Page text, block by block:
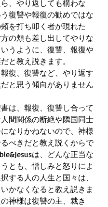
ら、やり返しても構わな
復讐や報復の勧めではな
を打ち叩く者が現れた
の頬も差し出してやりな
うように、復讐、報復や
と教え説きます。
復、復讐など、やり返す
と思う傾向がありません
は、報復、復讐し合って
間関係の断絶や隣国同士
なりかねないので、神様
べきだと教え説くからで
は、どんな正当な
とも、憎しみと怒りによ
する人の人生と国々は、
かなくなると教え説きま
神様は復讐の主、裁き